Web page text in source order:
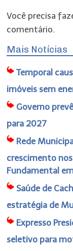
Você precisa
comentário.
Mais Notícias
Temporal
imóveis sem
Governo
para 2027
Rede
crescimento
Fundamental
Saúde de
estratégia de
Expresso
seletivo para